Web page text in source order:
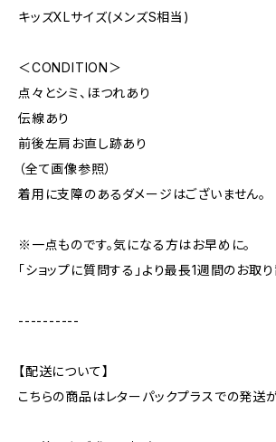
キッズXLサイズ(メンズS相当)
＜CONDITION＞
点々とシミ、ほつれあり
伝線あり
前後左肩お直し跡あり
（全て画像参照）
着用に支障のあるダメージはございません。
※一点ものです。気になる方はお早めに。
「ショップに質問する」より最長1週間のお取
----------
【配送について】
こちらの商品はレターパックプラスでの発送